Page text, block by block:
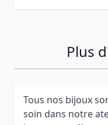
Plus
Tous nos bijoux
soin dans notre